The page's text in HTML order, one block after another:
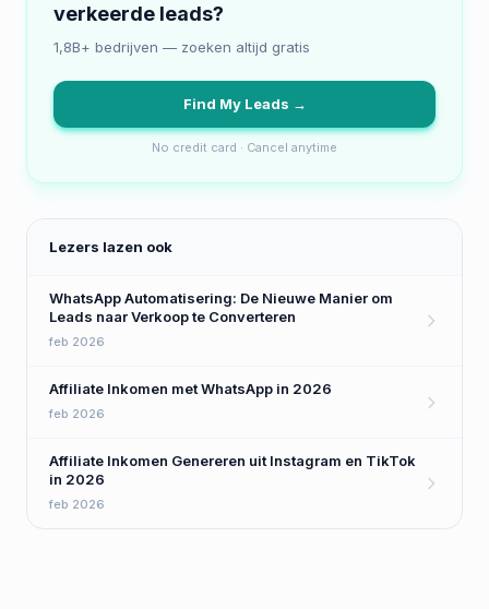
verkeerde leads?
1,8B+ bedrijven — zoeken altijd gratis
Find My Leads →
No credit card · Cancel anytime
Lezers lazen ook
WhatsApp Automatisering: De Nieuwe Manier om
Leads naar Verkoop te Converteren
feb 2026
Affiliate Inkomen met WhatsApp in 2026
feb 2026
Affiliate Inkomen Genereren uit Instagram en TikTok
in 2026
feb 2026